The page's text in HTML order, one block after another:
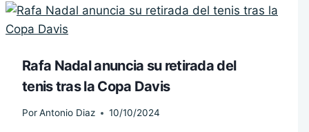
Rafa Nadal anuncia su retirada del
tenis tras la Copa Davis
PorAntonio Diaz 10/10/2024